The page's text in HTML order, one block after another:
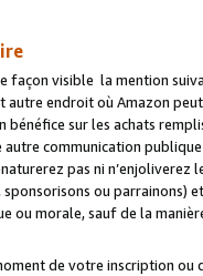
façon visible la mention
endroit où Amazon
bénéfice sur les achats
communication
pas ni
ou parrainons)
ou morale, sauf de la
de votre inscription